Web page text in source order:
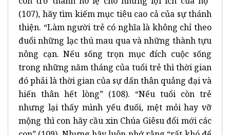
(107), hãy tìm kiếm mục tiêu cao cả của sự thánh
thiện. “Làm người trẻ có nghĩa là không chỉ theo
đuổi những lạc thú mau qua và những thành tựu
nông cạn. Nếu sống trọn mục đích cuộc sống
trong những năm tháng của tuổi trẻ thì thời gian
đó phải là thời gian của sự dấn thân quảng đại và
hiến thân hết lòng” (108). “Nếu tuổi còn trẻ
nhưng lại thấy mình yếu đuối, mệt mỏi hay vỡ
mộng thì con hãy cầu xin Chúa Giêsu đổi mới các